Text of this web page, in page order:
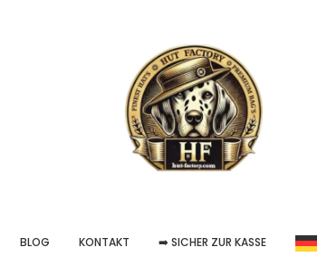
BLOG KONTAKT ➡️ SICHER ZUR KASSE